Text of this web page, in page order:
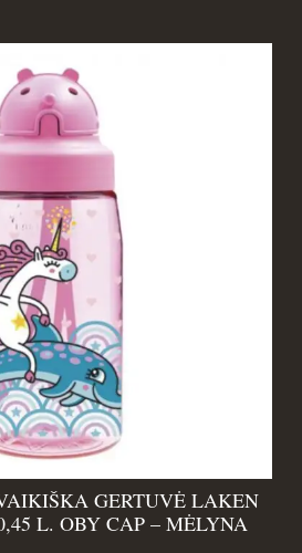
GERTUVĖ LAKEN
L. OBY CAP – MĖLYNA